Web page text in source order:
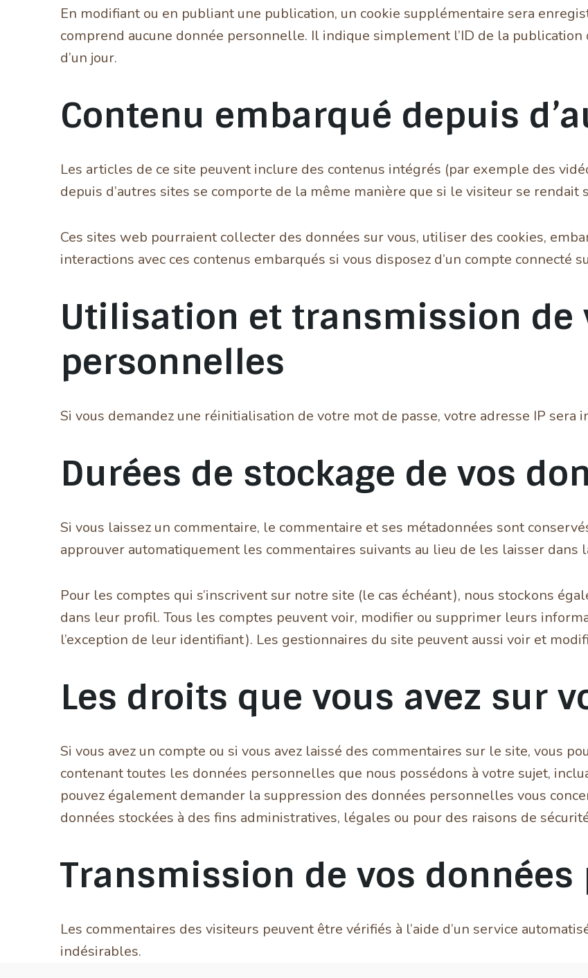
En modifiant ou en publiant une publication, un cookie supplémentaire sera
comprend aucune donnée personnelle. Il indique simplement l’ID de la
d’un jour.
Contenu embarqué depuis
Les articles de ce site peuvent inclure des contenus intégrés (par exemple des
depuis d’autres sites se comporte de la même manière que si le visiteur se rendait
Ces sites web pourraient collecter des données sur vous, utiliser des cookies,
interactions avec ces contenus embarqués si vous disposez d’un compte connecté
Utilisation et transmission de
personnelles
Si vous demandez une réinitialisation de votre mot de passe, votre adresse IP sera
Durées de stockage de vos
Si vous laissez un commentaire, le commentaire et ses métadonnées sont
approuver automatiquement les commentaires suivants au lieu de les laisser dans
Pour les comptes qui s’inscrivent sur notre site (le cas échéant), nous stockons
dans leur profil. Tous les comptes peuvent voir, modifier ou supprimer leurs
l’exception de leur identifiant). Les gestionnaires du site peuvent aussi voir et
Les droits que vous avez sur
Si vous avez un compte ou si vous avez laissé des commentaires sur le site, vous
contenant toutes les données personnelles que nous possédons à votre sujet,
pouvez également demander la suppression des données personnelles vous
données stockées à des fins administratives, légales ou pour des raisons de
Transmission de vos
Les commentaires des visiteurs peuvent être vérifiés à l’aide d’un service
indésirables.